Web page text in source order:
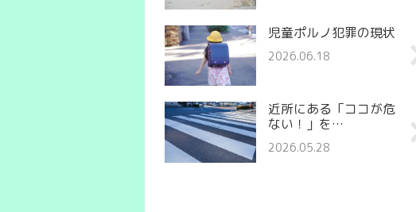
児童ポルノ犯罪の現状
2026.06.18
近所にある「ココが危
ない！」を…
2026.05.28